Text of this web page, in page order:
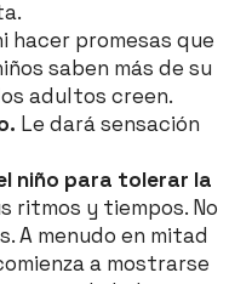
hacer promesas que
saben más de su
adultos creen.
Le dará sensación
niño para tolerar la
ritmos y tiempos. No
A menudo en mitad
a mostrarse